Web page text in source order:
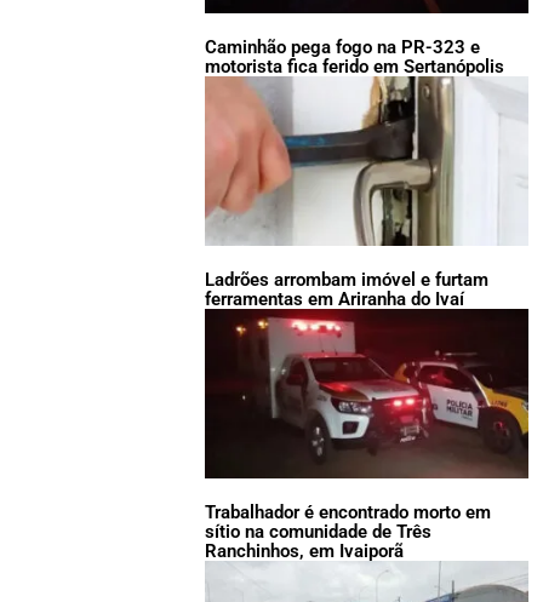
Caminhão pega fogo na PR-323 e
motorista fica ferido em Sertanópolis
Ladrões arrombam imóvel e furtam
ferramentas em Ariranha do Ivaí
Trabalhador é encontrado morto em
sítio na comunidade de Três
Ranchinhos, em Ivaiporã